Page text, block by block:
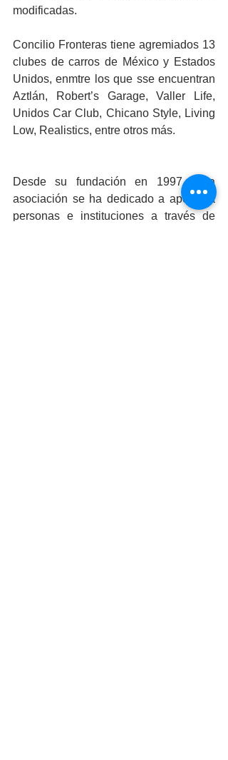
modificadas.
Concilio Fronteras tiene agremiados 13
clubes de carros de México y Estados
Unidos, enmtre los que sse encuentran
Aztlán, Robert’s Garage, Valler Life,
Unidos Car Club, Chicano Style, Living
Low, Realistics, entre otros más.
Desde su fundación en 1997, esta
asociación se ha dedicado a apoyar a
personas e instituciones a través de